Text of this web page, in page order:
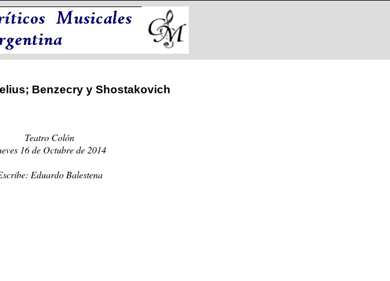
Benzecry y Shostakovich
Teatro Colón
16 de Octubre de 2014
Eduardo Balestena